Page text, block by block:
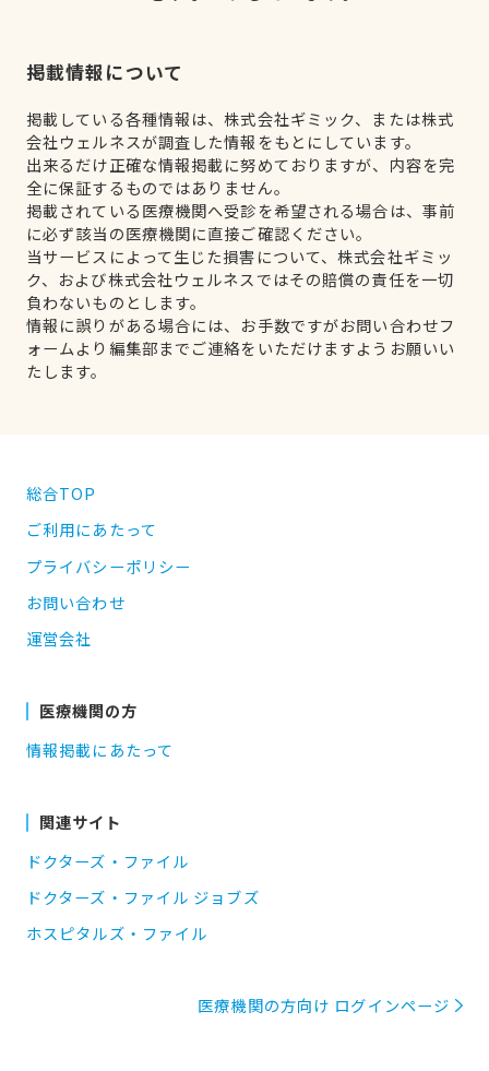
掲載情報について
掲載している各種情報は、株式会社ギミック、または株式
会社ウェルネスが調査した情報をもとにしています。
出来るだけ正確な情報掲載に努めておりますが、内容を完
全に保証するものではありません。
掲載されている医療機関へ受診を希望される場合は、事前
に必ず該当の医療機関に直接ご確認ください。
当サービスによって生じた損害について、株式会社ギミッ
ク、および株式会社ウェルネスではその賠償の責任を一切
負わないものとします。
情報に誤りがある場合には、お手数ですがお問い合わせフ
ォームより編集部までご連絡をいただけますようお願いい
たします。
総合TOP
ご利用にあたって
プライバシーポリシー
お問い合わせ
運営会社
医療機関の方
情報掲載にあたって
関連サイト
ドクターズ・ファイル
ドクターズ・ファイル ジョブズ
ホスピタルズ・ファイル
医療機関の方向け ログインページ